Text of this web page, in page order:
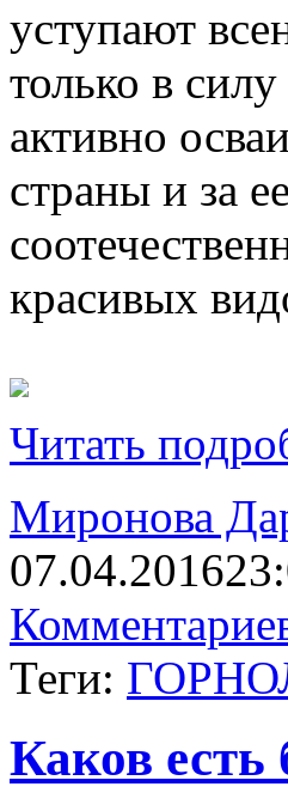
уступают
только в
активно
страны и за
красивых
Читать
Миронова
07.04.2016
Теги:
Каков